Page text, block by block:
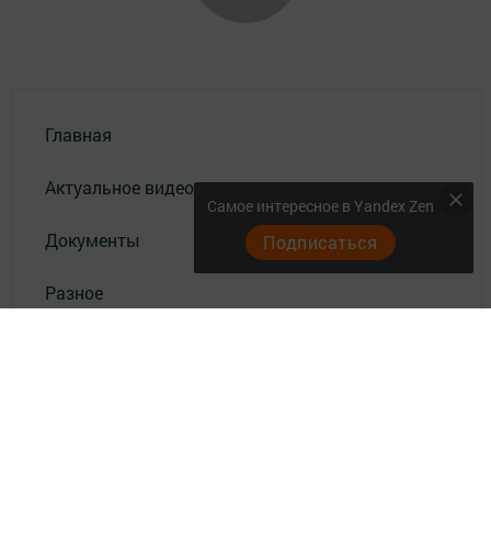
Главная
Актуальное видео
Документы
Разное
Самое интересное в Yandex Zen
Подписаться